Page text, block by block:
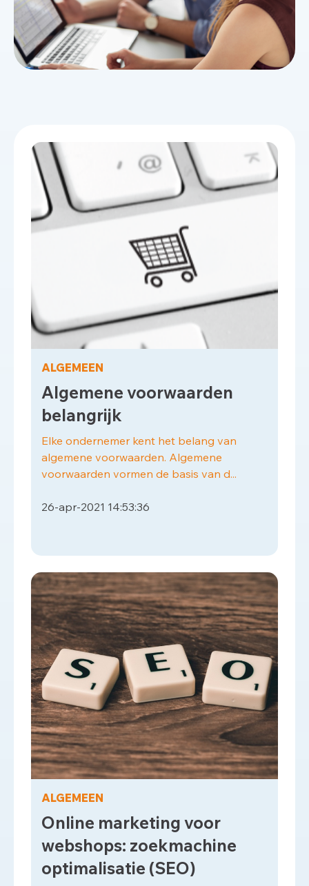
ALGEMEEN
Algemene voorwaarden
belangrijk
Elke ondernemer kent het belang van
algemene voorwaarden. Algemene
voorwaarden vormen de basis van d...
26-apr-2021 14:53:36
ALGEMEEN
Online marketing voor
webshops: zoekmachine
optimalisatie (SEO)